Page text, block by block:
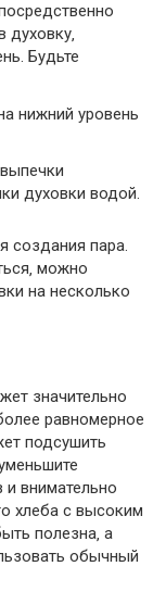
духовку‚
Будьте
нижний уровень
духовки водой.
создания пара.
можно
на несколько
значительно
равномерное
подсушить
и внимательно
хлеба с высоким
полезна‚ а
обычный